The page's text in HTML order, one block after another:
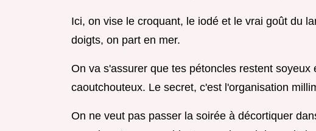
Ici, on vise le croquant, le iodé et le vrai goût du
doigts, on part en mer.
On va s'assurer que tes pétoncles restent
caoutchouteux. Le secret, c'est l'organisation
On ne veut pas passer la soirée à décortiquer